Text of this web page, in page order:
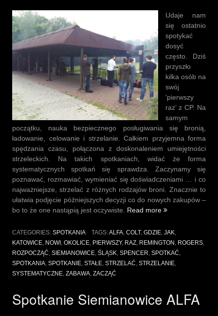
Udaje nam
się ostatnio
spotykać
dosyć
często. Dziś
przyszło
kilka osób na
swój
'pierwszy
raz’ z CP. Na
samym
początku, nauka bezpiecznego posługiwania się bronią,
ładowanie, celowanie i strzelanie. Całkiem przyjemna forma
spędzania czasu, połączona z doskonaleniem umiejętności
strzeleckich. Na takich spotkaniach, widać że forma
systematycznych spotkań się sprawdza. Zaczynamy się
poznawać, rozmawiać, wymieniać się doświadczeniami … i co
najważniejsze, strzelać z różnych rodzajów broni. Znacznie to
ułatwia podjęcie późniejszych decyzji co do nowych zakupów –
bo to że one nastąpią jest oczywiste. Read more „Spotkanie
Siemianowicach
Śląskich
17.08.2016”
CATEGORIES: SPOTKANIA TAGS:ALFA, COLT, GDZIE, JAK,
KATOWICE, NOWI , OKOLICE, PIERWSZY, RAZ, REMINGTON , ROGERS,
ROZPOCZĄĆ, SIEMIANOWICE, ŚLĄSK, SPENCER, SPOTKAĆ,
SPOTKANIA, SPOTKANIE, STAŁE, STRZELAĆ, STRZELANIE,
SYSTEMATYCZNE, ZABAWA, ZACZĄĆ
Spotkanie Siemianowice ALFA